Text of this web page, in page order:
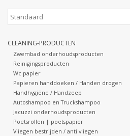
Dranken
Aperitiefkoekjes
Botanicals
Snoeppot-Snoep
Kassarollen
CLEANING-PRODUCTEN
Zwembad onderhoudsproducten
Reinigingsproducten
Wc papier
Papieren handdoeken / Handen drogen
Handhygiëne / Handzeep
Autoshampoo en Truckshampoo
Jacuzzi onderhoudsproducten
Poetsrollen | poetspapier
Vliegen bestrijden / anti vliegen